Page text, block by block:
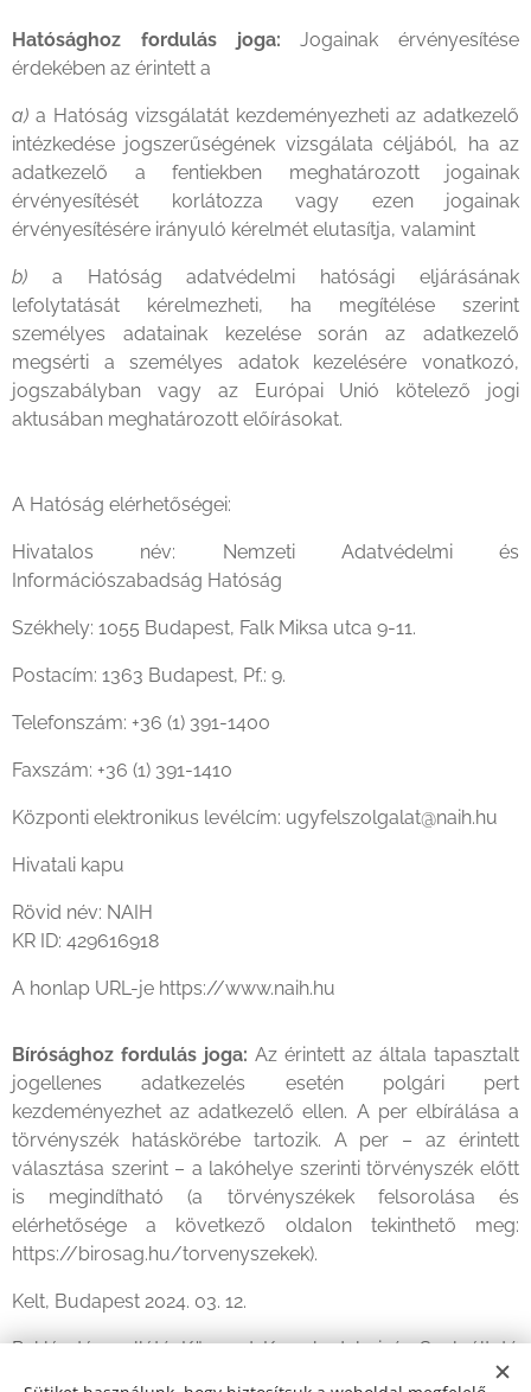
Hatósághoz fordulás joga: Jogainak érvényesítése
érdekében az érintett a
a) a Hatóság vizsgálatát kezdeményezheti az adatkezelő
intézkedése jogszerűségének vizsgálata céljából, ha az
adatkezelő a fentiekben meghatározott jogainak
érvényesítését korlátozza vagy ezen jogainak
érvényesítésére irányuló kérelmét elutasítja, valamint
b) a Hatóság adatvédelmi hatósági eljárásának
lefolytatását kérelmezheti, ha megítélése szerint
személyes adatainak kezelése során az adatkezelő
megsérti a személyes adatok kezelésére vonatkozó,
jogszabályban vagy az Európai Unió kötelező jogi
aktusában meghatározott előírásokat.
A Hatóság elérhetőségei:
Hivatalos név: Nemzeti Adatvédelmi és
Információszabadság Hatóság
Székhely: 1055 Budapest, Falk Miksa utca 9-11.
Postacím: 1363 Budapest, Pf.: 9.
Telefonszám: +36 (1) 391-1400
Faxszám: +36 (1) 391-1410
Központi elektronikus levélcím: ugyfelszolgalat@naih.hu
Hivatali kapu
Rövid név: NAIH
KR ID: 429616918
A honlap URL-je https://www.naih.hu
Bírósághoz fordulás joga: Az érintett az általa tapasztalt
jogellenes adatkezelés esetén polgári pert
kezdeményezhet az adatkezelő ellen. A per elbírálása a
törvényszék hatáskörébe tartozik. A per – az érintett
választása szerint – a lakóhelye szerinti törvényszék előtt
is megindítható (a törvényszékek felsorolása és
elérhetősége a következő oldalon tekinthető meg:
https://birosag.hu/torvenyszekek).
Kelt, Budapest 2024. 03. 12.
Reklámtárgyellátó Központ Kereskedelmi és Szolgáltató